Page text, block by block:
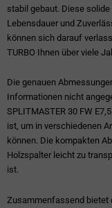
stabil gebaut. Diese
Lebensdauer und
können sich darauf
TURBO Ihnen über viele
Die genauen
Informationen nicht
SPLITMASTER 30 FW
ist, um in verschiedenen
können. Die kompakten
Holzspalter leicht zu
ist.
Zusammenfassend bietet